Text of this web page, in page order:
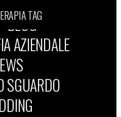
TAG
BLOG
AZIENDALE
SGUARDO